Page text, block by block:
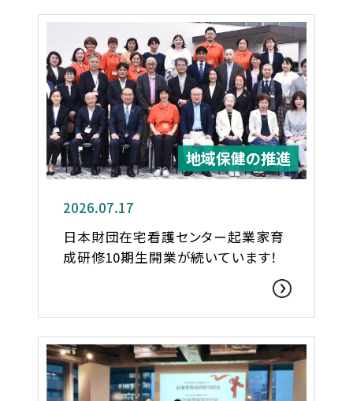
地域保健の推進
2026.07.17
日本財団在宅看護センター起業家育
成研修10期生開業が続いています！